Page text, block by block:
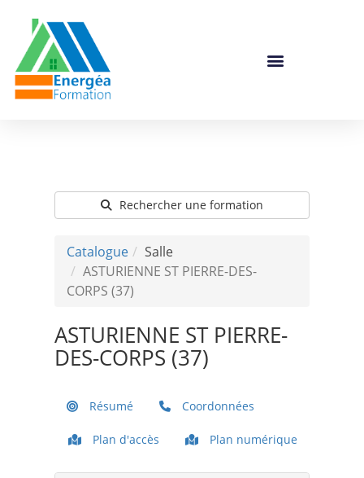
Rechercher une formation
Catalogue
Salle
ASTURIENNE ST PIERRE-DES-
CORPS (37)
ASTURIENNE ST PIERRE-
DES-CORPS (37)
Résumé Coordonnées
Plan d'accès Plan numérique